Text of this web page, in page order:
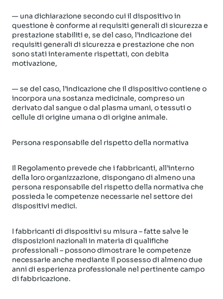
— una dichiarazione secondo cui il dispositivo in
questione è conforme ai requisiti generali di sicurezza e
prestazione stabiliti e, se del caso, l’indicazione dei
requisiti generali di sicurezza e prestazione che non
sono stati interamente rispettati, con debita
motivazione,
— se del caso, l’indicazione che il dispositivo contiene o
incorpora una sostanza medicinale, compreso un
derivato dal sangue o dal plasma umani, o tessuti o
cellule di origine umana o di origine animale.
Persona responsabile del rispetto della normativa
Il Regolamento prevede che i fabbricanti, all’interno
della loro organizzazione, dispongano di almeno una
persona responsabile del rispetto della normativa che
possieda le competenze necessarie nel settore dei
dispositivi medici.
I fabbricanti di dispositivi su misura – fatte salve le
disposizioni nazionali in materia di qualifiche
professionali – possono dimostrare le competenze
necessarie anche mediante il possesso di almeno due
anni di esperienza professionale nel pertinente campo
di fabbricazione.